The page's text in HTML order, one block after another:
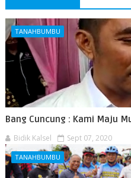
TANAHBUMBU
Bang Cuncung : Kami Maju
Bidik Kalsel Sept 07, 2020
TANAHBUMBU